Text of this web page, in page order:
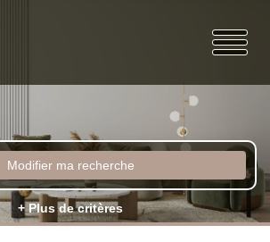
Modifier ma recherche
+ Plus de critères